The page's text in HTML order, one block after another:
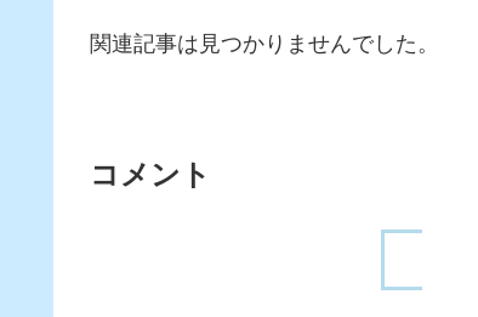
関連記事は見つかりませんでした。
コメント